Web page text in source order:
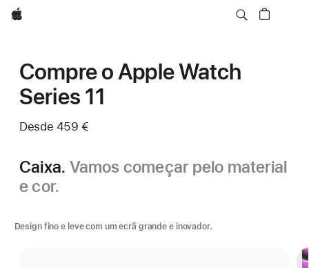
Apple
Compre o Apple Watch
Series 11
Desde 459 €
Caixa. Vamos começar pelo material
e cor.
Design fino e leve com um ecrã grande e inovador.